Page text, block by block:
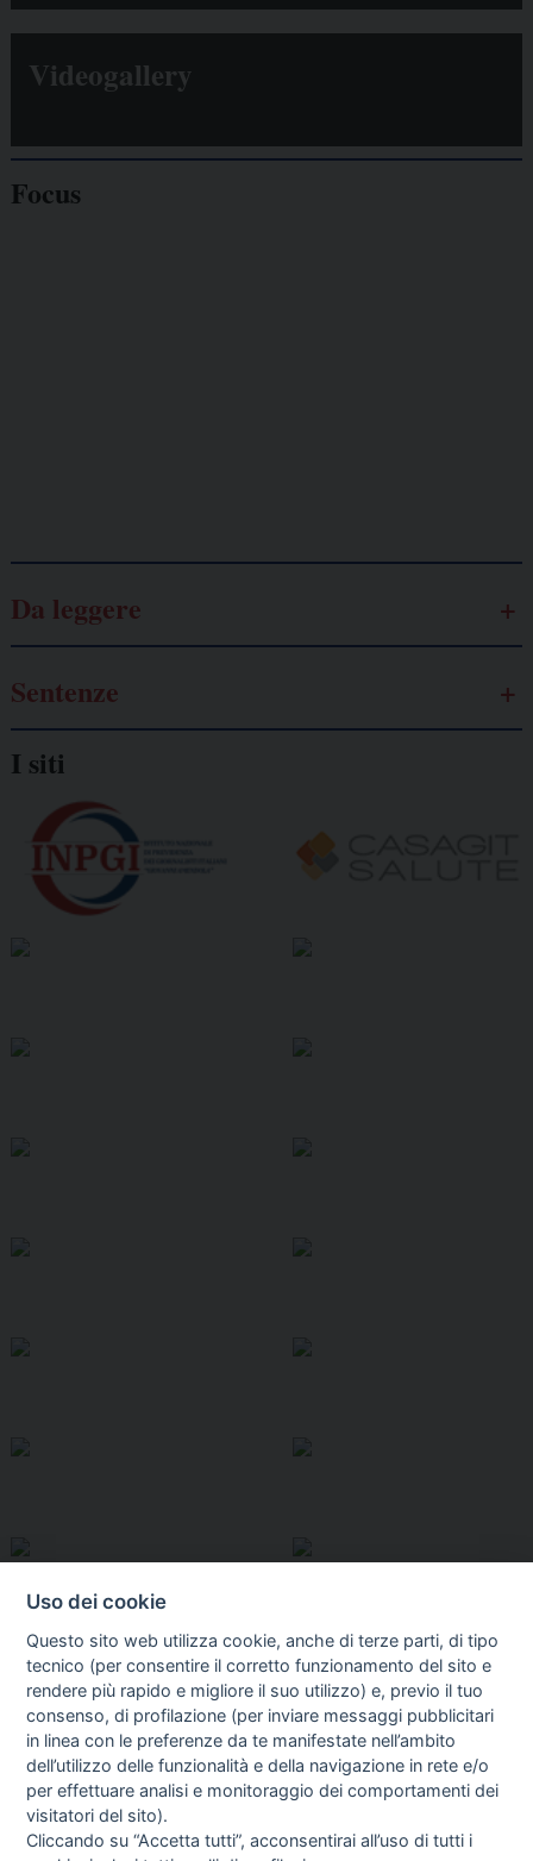
Videogallery
Focus
Da leggere
Sentenze
I siti
I libri Vedi tutti
Uso dei cookie
Questo sito web utilizza cookie, anche di terze parti, di tipo
tecnico (per consentire il corretto funzionamento del sito e
rendere più rapido e migliore il suo utilizzo) e, previo il tuo
consenso, di profilazione (per inviare messaggi pubblicitari
in linea con le preferenze da te manifestate nell’ambito
dell’utilizzo delle funzionalità e della navigazione in rete e/o
per effettuare analisi e monitoraggio dei comportamenti dei
visitatori del sito).
Cliccando su “Accetta tutti”, acconsentirai all’uso di tutti i